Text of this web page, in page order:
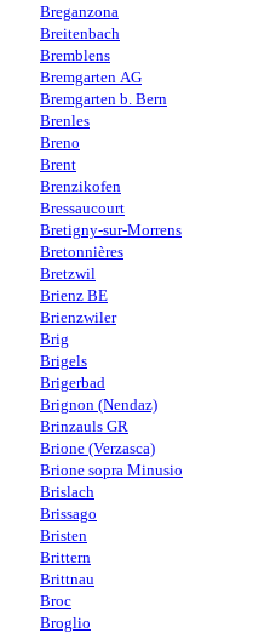
Breganzona
Breitenbach
Bremblens
Bremgarten AG
Bremgarten b. Bern
Brenles
Breno
Brent
Brenzikofen
Bressaucourt
Bretigny-sur-Morrens
Bretonnières
Bretzwil
Brienz BE
Brienzwiler
Brig
Brigels
Brigerbad
Brignon (Nendaz)
Brinzauls GR
Brione (Verzasca)
Brione sopra Minusio
Brislach
Brissago
Bristen
Brittern
Brittnau
Broc
Broglio